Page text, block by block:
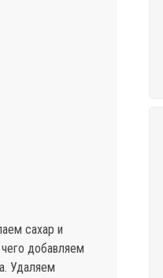
сахар и
добавляем
Удаляем